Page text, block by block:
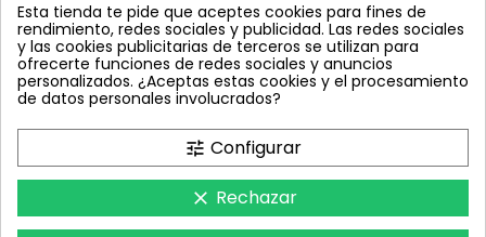
Etiquetas Populares
Esta tienda te pide que aceptes cookies para fines de
rendimiento, redes sociales y publicidad. Las redes sociales
y las cookies publicitarias de terceros se utilizan para
ofrecerte funciones de redes sociales y anuncios
personalizados. ¿Aceptas estas cookies y el procesamiento
de datos personales involucrados?
tune Configurar
clear Rechazar